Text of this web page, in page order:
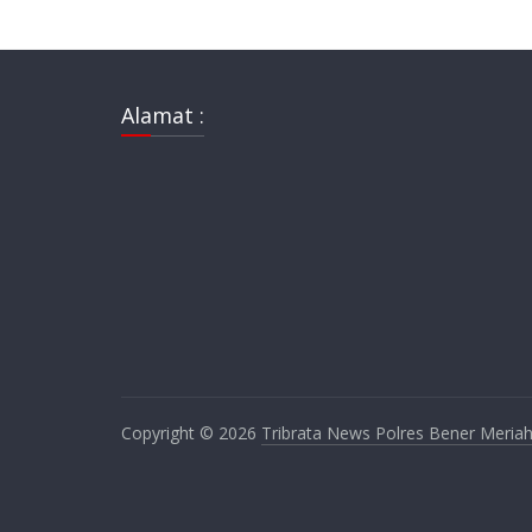
Alamat :
Copyright © 2026 Tribrata News Polres Bener Meriah